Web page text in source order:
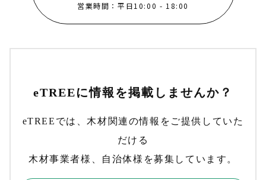
営業時間：平日10:00 - 18:00
eTREEに情報を掲載しませんか？
eTREEでは、木材関連の情報をご提供していた
だける
木材事業者様、自治体様を募集しています。